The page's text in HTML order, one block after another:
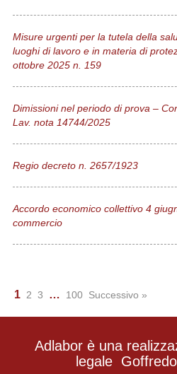
Misure urgenti per la tutela della
luoghi di lavoro e in materia di
ottobre 2025 n. 159
Dimissioni nel periodo di prova –
Lav. nota 14744/2025
Regio decreto n. 2657/1923
Accordo economico collettivo 4
commercio
N
a
1 2 3 … 100 Successivo »
Adlabor è una
legale